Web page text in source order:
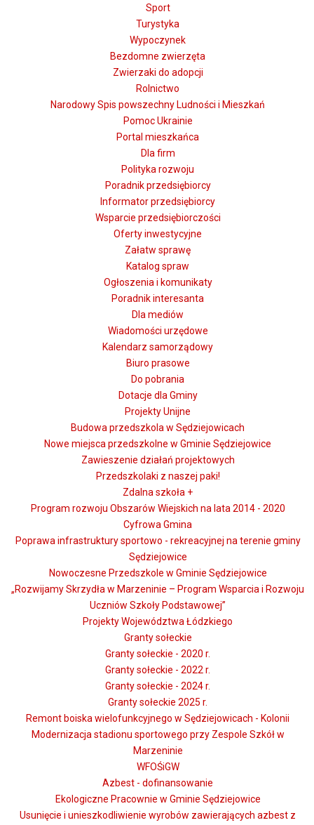
Sport
Turystyka
Wypoczynek
Bezdomne zwierzęta
Zwierzaki do adopcji
Rolnictwo
Narodowy Spis powszechny Ludności i Mieszkań
Pomoc Ukrainie
Portal mieszkańca
Dla firm
Polityka rozwoju
Poradnik przedsiębiorcy
Informator przedsiębiorcy
Wsparcie przedsiębiorczości
Oferty inwestycyjne
Załatw sprawę
Katalog spraw
Ogłoszenia i komunikaty
Poradnik interesanta
Dla mediów
Wiadomości urzędowe
Kalendarz samorządowy
Biuro prasowe
Do pobrania
Dotacje dla Gminy
Projekty Unijne
Budowa przedszkola w Sędziejowicach
Nowe miejsca przedszkolne w Gminie Sędziejowice
Zawieszenie działań projektowych
Przedszkolaki z naszej paki!
Zdalna szkoła +
Program rozwoju Obszarów Wiejskich na lata 2014 - 2020
Cyfrowa Gmina
Poprawa infrastruktury sportowo - rekreacyjnej na terenie gminy
Sędziejowice
Nowoczesne Przedszkole w Gminie Sędziejowice
„Rozwijamy Skrzydła w Marzeninie – Program Wsparcia i Rozwoju
Uczniów Szkoły Podstawowej”
Projekty Województwa Łódzkiego
Granty sołeckie
Granty sołeckie - 2020 r.
Granty sołeckie - 2022 r.
Granty sołeckie - 2024 r.
Granty sołeckie 2025 r.
Remont boiska wielofunkcyjnego w Sędziejowicach - Kolonii
Modernizacja stadionu sportowego przy Zespole Szkół w
Marzeninie
WFOŚiGW
Azbest - dofinansowanie
Ekologiczne Pracownie w Gminie Sędziejowice
Usunięcie i unieszkodliwienie wyrobów zawierających azbest z